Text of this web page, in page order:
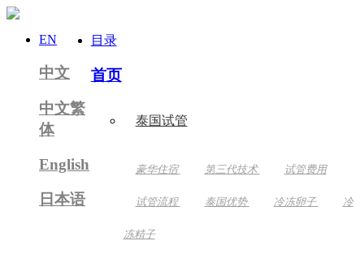
EN
中文
中文繁
体
English
日本语
目录
首页
泰国试管
豪华住宿 第三代技术 试管费用
试管流程 泰国优势 冷冻卵子 冷
冻精子